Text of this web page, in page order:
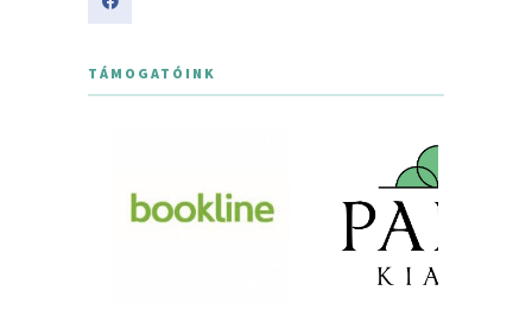
TÁMOGATÓINK